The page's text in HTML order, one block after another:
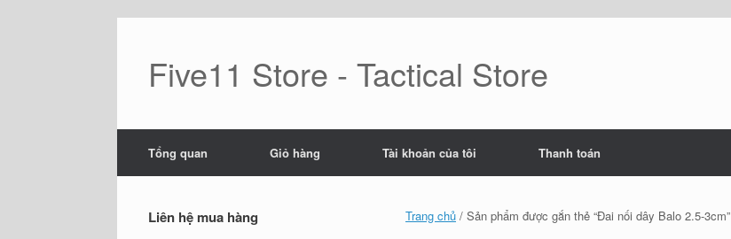
Five11 Store - Tactical Store
Tổng quan Giỏ hàng Tài khoản của tôi Thanh toán
Trang chủ / Sản phẩm được gắn thẻ “Đai nối dây Balo 2.5-3cm”
Liên hệ mua hàng